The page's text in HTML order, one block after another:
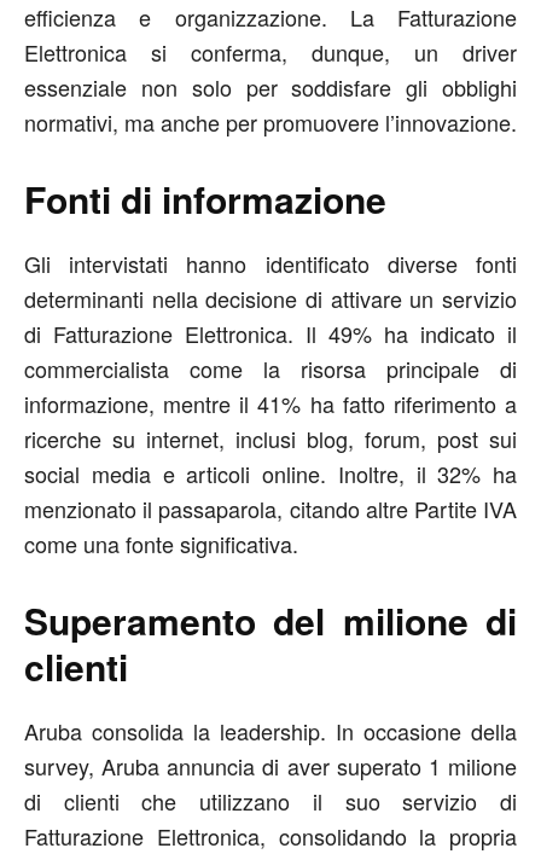
efficienza e organizzazione. La Fatturazione
Elettronica si conferma, dunque, un driver
essenziale non solo per soddisfare gli obblighi
normativi, ma anche per promuovere l’innovazione.
Fonti di informazione
Gli intervistati hanno identificato diverse fonti
determinanti nella decisione di attivare un servizio
di Fatturazione Elettronica. Il 49% ha indicato il
commercialista come la risorsa principale di
informazione, mentre il 41% ha fatto riferimento a
ricerche su internet, inclusi blog, forum, post sui
social media e articoli online. Inoltre, il 32% ha
menzionato il passaparola, citando altre Partite IVA
come una fonte significativa.
Superamento del milione di
clienti
Aruba consolida la leadership. In occasione della
survey, Aruba annuncia di aver superato 1 milione
di clienti che utilizzano il suo servizio di
Fatturazione Elettronica, consolidando la propria